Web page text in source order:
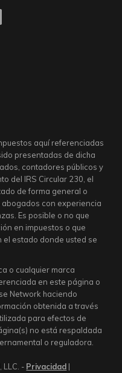
aquí referenciadas
presentadas de dicha
contadores públicos y
del IRS Circular 230, el
de forma general o
con experiencia
Es posible o no que
en impuestos o que
estado donde usted se
o cualquier marca
en este página o
Network haciendo
obtenida a través
para efectos de
no está respaldada
o reguladora.
- Privacidad |